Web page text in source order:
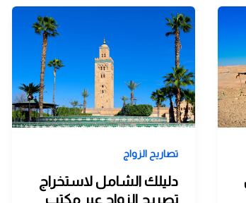
تصاريح الزواج
دليلك الشامل لاستخراج
تصريح الزواج عبر مكتب